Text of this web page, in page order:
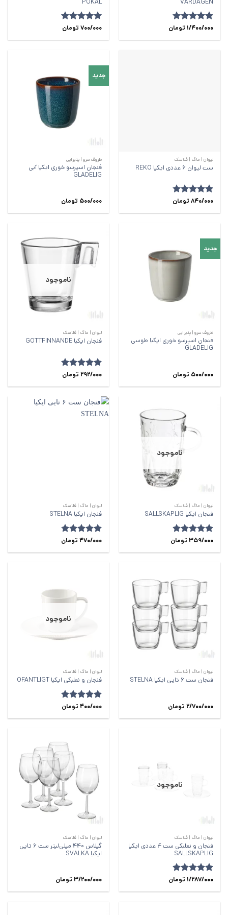
امتیاز5 از 1/400/000 تومان امتیاز 5از
700/000 تومان
لیوان | ماگ | فلاسک
ست لیوان 6 عددی ایکیا REKO
امتیاز 4.71 840/000 تومان
جدید
ظروف سرو | پذیرایی
فنجان اسپرسو خوری ایکیا آبی
GLADELIG
500/000 تومان
جدید
ظروف سرو | پذیرایی
فنجان اسپرسو خوری ایکیا طوسی
GLADELIG
500/000 تومان
ناموجود
لیوان | ماگ | فلاسک
فنجان ایکیا GOTTFINNANDE
امتیاز 5از
292/000 تومان
ناموجود
لیوان | ماگ | فلاسک
فنجان ایکیا SALLSKAPLIG
امتیاز4.84359/000 تومان
لیوان | ماگ | فلاسک
فنجان ایکیا STELNA
امتیاز 4.73 470/000 تومان
لیوان | ماگ | فلاسک
فنجان ست 6 تایی ایکیا STELNA
2/700/000 تومان
ناموجود
لیوان | ماگ | فلاسک
فنجان ‌و نعلبکی ایکیا OFANTLIGT
امتیاز 5از 400/000 تومان
ناموجود
لیوان | ماگ | فلاسک
فنجان و نعلبکی ست 4 عددی ایکیا
SALLSKAPLIG
امتیاز4.841/287/000 تومان
لیوان | ماگ | فلاسک
گیلاس 440 میلی‌لیتر ست 6 تایی
ایکیا SVALKA
3/200/000 تومان